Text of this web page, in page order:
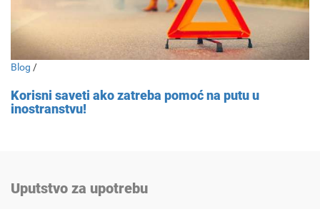
Blog /
Korisni saveti ako zatreba pomoć na putu u
inostranstvu!
Uputstvo za upotrebu